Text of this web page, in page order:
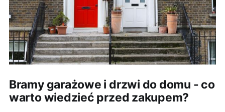
Bramy garażowe i drzwi do domu - co
warto wiedzieć przed zakupem?